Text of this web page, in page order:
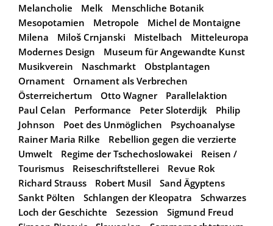
Melancholie
Melk
Menschliche Botanik
Mesopotamien
Metropole
Michel de Montaigne
Milena
Miloš Crnjanski Mistelbach
Mitteleuropa
Modernes Design
Museum für Angewandte Kunst
Musikverein
Naschmarkt
Obstplantagen
Ornament
Ornament als Verbrechen
Österreichertum
Otto Wagner
Parallelaktion
Paul Celan
Performance Peter Sloterdijk
Philip
Johnson
Poet des Unmöglichen
Psychoanalyse
Rainer Maria Rilke
Rebellion gegen die verzierte
Umwelt
Regime der Tschechoslowakei
Reisen /
Tourismus
Reiseschriftstellerei
Revue Rok
Richard Strauss
Robert Musil
Sand Ägyptens
Sankt Pölten
Schlangen der Kleopatra
Schwarzes
Loch der Geschichte
Sezession
Sigmund Freud